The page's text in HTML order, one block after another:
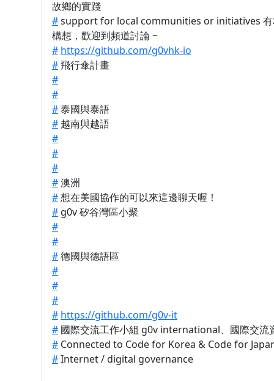
故鄉的實踐
#support for local communities or initiatives 有
構想，歡迎到頻道討論 ~
# https://github.com/g0vhk-io
#飛行傘計畫
#
#
#泰國與泰語
# 越南與越語
#
#
#
#澳洲
#想在美國協作的可以來這邊聊天喔！
# g0v 矽谷灣區小聚
#
#
#德國與德語區
#
#
#
# https://github.com/g0v-it
# 國際交流工作小組 g0v international、國際交流
# Connected to Code for Korea & Code for
#Internet / digital governance